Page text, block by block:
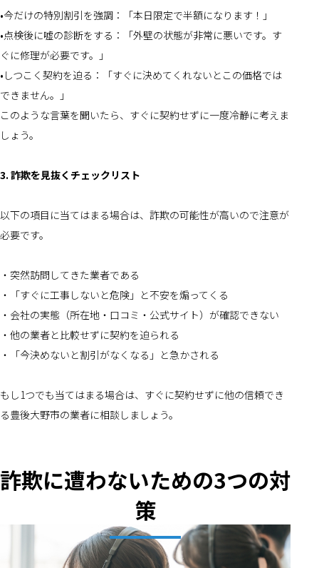
•今だけの特別割引を強調：「本日限定で半額になります！」
•点検後に嘘の診断をする：「外壁の状態が非常に悪いです。す
ぐに修理が必要です。」
•しつこく契約を迫る：「すぐに決めてくれないとこの価格では
できません。」
このような言葉を聞いたら、すぐに契約せずに一度冷静に考えま
しょう。
3. 詐欺を見抜くチェックリスト
以下の項目に当てはまる場合は、詐欺の可能性が高いので注意が
必要です。
・突然訪問してきた業者である
・「すぐに工事しないと危険」と不安を煽ってくる
・会社の実態（所在地・口コミ・公式サイト）が確認できない
・他の業者と比較せずに契約を迫られる
・「今決めないと割引がなくなる」と急かされる
もし1つでも当てはまる場合は、すぐに契約せずに他の信頼でき
る豊後大野市の業者に相談しましょう。
詐欺に遭わないための3つの対
策